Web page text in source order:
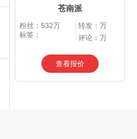
苍南派
粉丝：532万
标签：
转发：万
评论：万
查看报价